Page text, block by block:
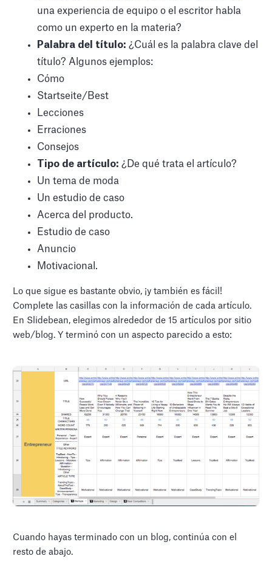
una experiencia de equipo o el escritor habla
como un experto en la materia?
Palabra del título:¿Cuál es la palabra clave del
título? Algunos ejemplos:
Cómo
Startseite/Best
Lecciones
Erraciones
Consejos
Tipo de artículo: ¿De qué trata el artículo?
Un tema de moda
Un estudio de caso
Acerca del producto.
Estudio de caso
Anuncio
Motivacional.
Lo que sigue es bastante obvio, ¡y también es fácil!
Complete las casillas con la información de cada artículo.
En Slidebean, elegimos alrededor de 15 artículos por sitio
web/blog. Y terminó con un aspecto parecido a esto:
Cuando hayas terminado con un blog, continúa con el
resto de abajo.